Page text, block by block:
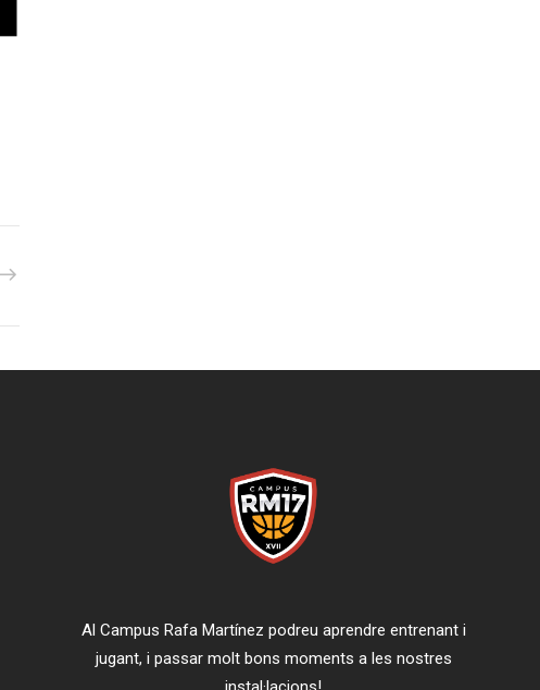
Al Campus Rafa Martínez podreu aprendre entrenant i
jugant, i passar molt bons moments a les nostres